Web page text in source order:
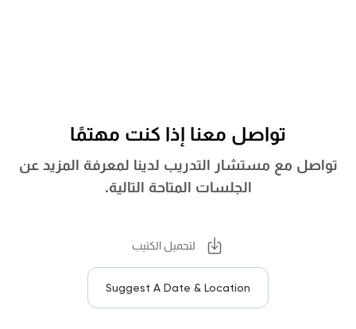
تواصل معنا إذا كنت مهتمًا
تواصل مع مستشار التدريب لدينا لمعرفة المزيد عن
الجلسات المتاحة التالية.
لتحميل الكتيب
Suggest A Date & Location